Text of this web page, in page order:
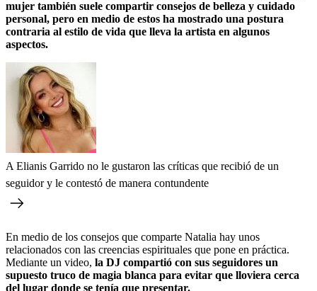
mujer también suele compartir consejos de belleza y cuidado
personal, pero en medio de estos ha mostrado una postura
contraria al estilo de vida que lleva la artista en algunos
aspectos.
A Elianis Garrido no le gustaron las críticas que recibió de un
seguidor y le contestó de manera contundente
En medio de los consejos que comparte Natalia hay unos
relacionados con las creencias espirituales que pone en práctica.
Mediante un video, la DJ compartió con sus seguidores un
supuesto truco de magia blanca para evitar que lloviera cerca
del lugar donde se tenía que presentar.